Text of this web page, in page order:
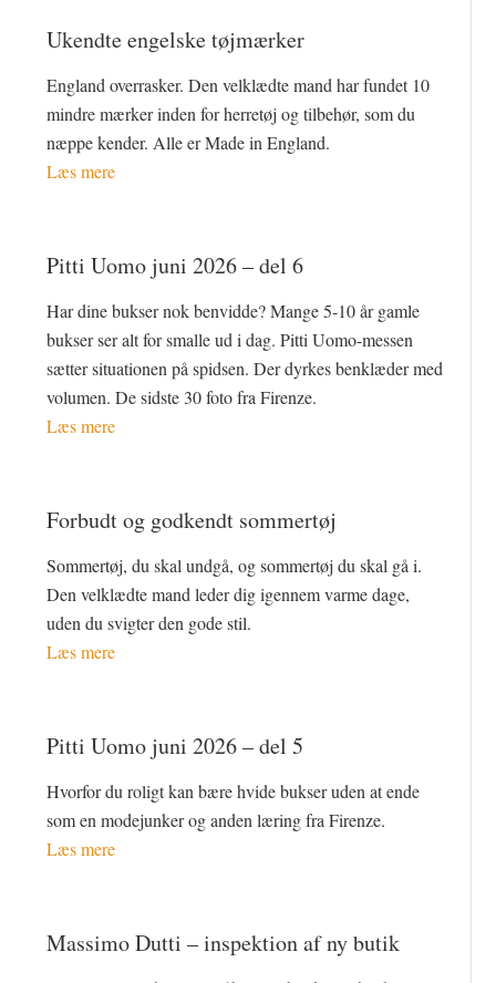
Ukendte engelske tøjmærker
England overrasker. Den velklædte mand har fundet 10
mindre mærker inden for herretøj og tilbehør, som du
næppe kender. Alle er Made in England.
Læs mere
Pitti Uomo juni 2026 – del 6
Har dine bukser nok benvidde? Mange 5-10 år gamle
bukser ser alt for smalle ud i dag. Pitti Uomo-messen
sætter situationen på spidsen. Der dyrkes benklæder med
volumen. De sidste 30 foto fra Firenze.
Læs mere
Forbudt og godkendt sommertøj
Sommertøj, du skal undgå, og sommertøj du skal gå i.
Den velklædte mand leder dig igennem varme dage,
uden du svigter den gode stil.
Læs mere
Pitti Uomo juni 2026 – del 5
Hvorfor du roligt kan bære hvide bukser uden at ende
som en modejunker og anden læring fra Firenze.
Læs mere
Massimo Dutti – inspektion af ny butik